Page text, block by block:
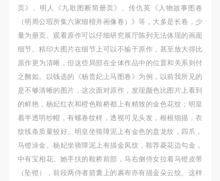
页》、明人《九歌图断简册页》、传仇英《人物故事图卷
（明周公瑕所集六家细楷并画像卷）》等，大多是长卷，少
量为册页。观看原作可以仔细研究展厅陈列无法体现的画面
细节。精印大图片在细节上可以不输于原作，甚至放大得比
原作更为清晰，但这些局部在全体作品中的位置和关系则付
之阙如。以钱选的《杨贵妃上马图卷》为例，以前我所见的
是不够清晰的图片，这次面对原作，发现颜色比图片上看到
的鲜艳，杨妃红衣和橙色鞍桥都上有精致的金色花纹；明皇
着半透明纱帽，有螺卷纹样，透视可见头发，根根细描，衣
纹线条质量较好。明皇坐骑障泥上有金色的盘龙纹，四爪，
马镫涂金。杨妃坐骑障泥上有描金凤纹，鞍荐菱花边勾金，
中有宝相花。她手扶的鞍桥前部，马右侧侍女拉着马镫皮带
（坠镫），前段两侍者箭囊上的裹布亦有描金朵云纹。这样